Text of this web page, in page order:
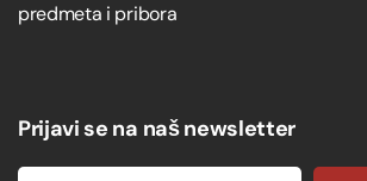
predmeta i pribora
Prijavi se na naš newsletter